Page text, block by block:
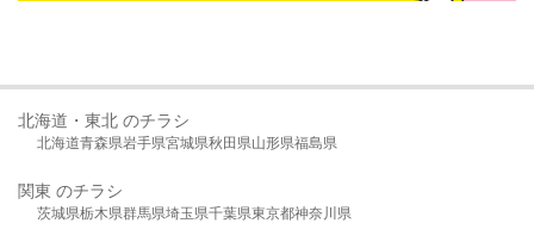
北海道・東北 のチラシ
北海道青森県岩手県宮城県秋田県山形県福島県
関東 のチラシ
茨城県栃木県群馬県埼玉県千葉県東京都神奈川県